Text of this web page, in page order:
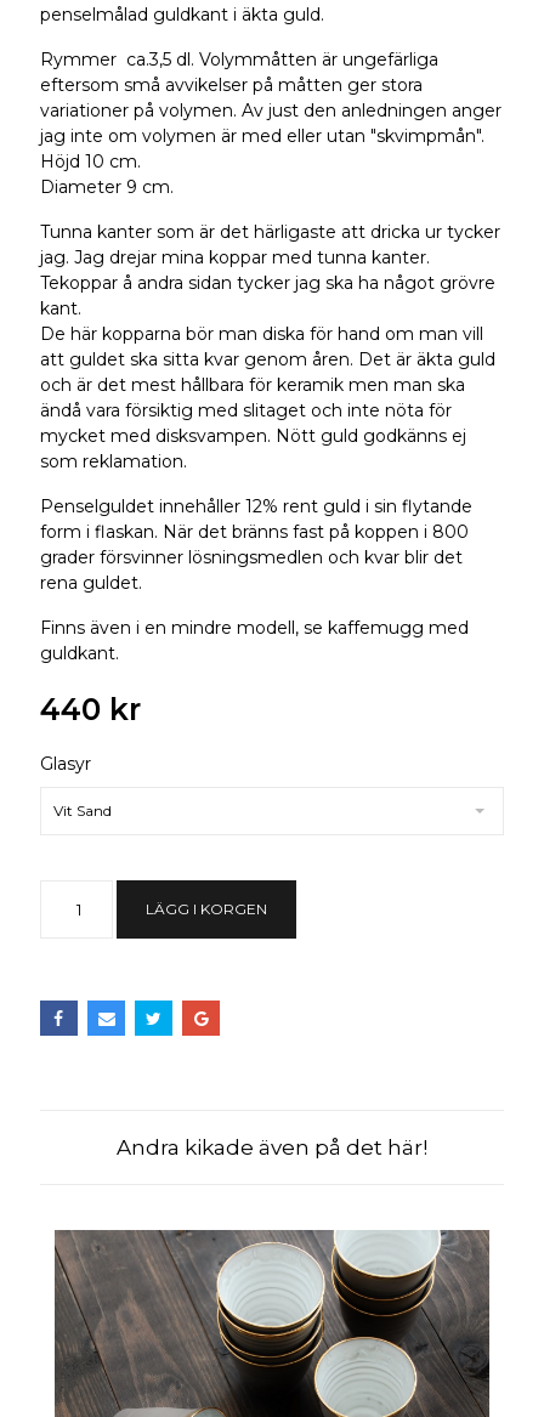
penselmålad guldkant i äkta guld.
Rymmer ca.3,5 dl. Volymmåtten är ungefärliga
eftersom små avvikelser på måtten ger stora
variationer på volymen. Av just den anledningen anger
jag inte om volymen är med eller utan "skvimpmån".
Höjd 10 cm.
Diameter 9 cm.
Tunna kanter som är det härligaste att dricka ur tycker
jag. Jag drejar mina koppar med tunna kanter.
Tekoppar å andra sidan tycker jag ska ha något grövre
kant.
De här kopparna bör man diska för hand om man vill
att guldet ska sitta kvar genom åren. Det är äkta guld
och är det mest hållbara för keramik men man ska
ändå vara försiktig med slitaget och inte nöta för
mycket med disksvampen. Nött guld godkänns ej
som reklamation.
Penselguldet innehåller 12% rent guld i sin flytande
form i flaskan. När det bränns fast på koppen i 800
grader försvinner lösningsmedlen och kvar blir det
rena guldet.
Finns även i en mindre modell, se kaffemugg med
guldkant.
440 kr
Glasyr
Vit Sand
LÄGG I KORGEN
Andra kikade även på det här!